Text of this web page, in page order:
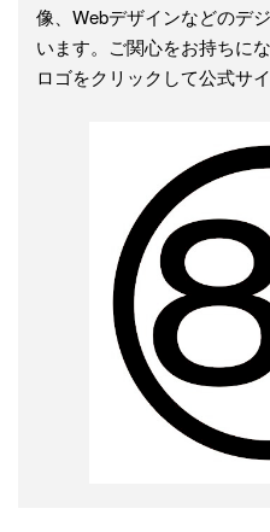
像、Webデザインなどのデ
います。ご関心をお持ちに
ロゴをクリックして公式サ